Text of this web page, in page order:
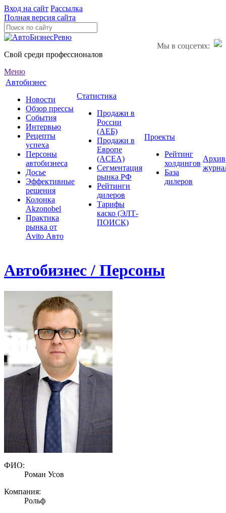
Вход на сайт Рассылка
Полная версия сайта
Мы в соцсетях:
Свой среди профессионалов
Меню
Автобизнес
Новости
Обзор прессы
События
Интервью
Рецепты
успеха
Персоны
автобизнеса
Досье
Эффективные
решения
Колонка
Akzonobel
Практика
рынка от
Аvito Авто
Статистика
Продажи в
России
(АЕБ)
Продажи в
Европе
(ACEA)
Сегментация
рынка РФ
Рейтинги
дилеров
Тарифы
каско (ЭЛТ-
ПОИСК)
Проекты
Рейтинг
холдингов
База
дилеров
Архив
Автобизнес / Персоны
ФИО:
Роман Усов
Компания:
Рольф